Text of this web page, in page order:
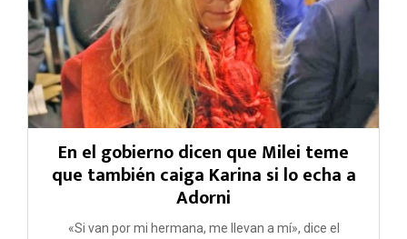
En el gobierno dicen que Milei teme
que también caiga Karina si lo echa a
Adorni
«Si van por mi hermana, me llevan a mí», dice el